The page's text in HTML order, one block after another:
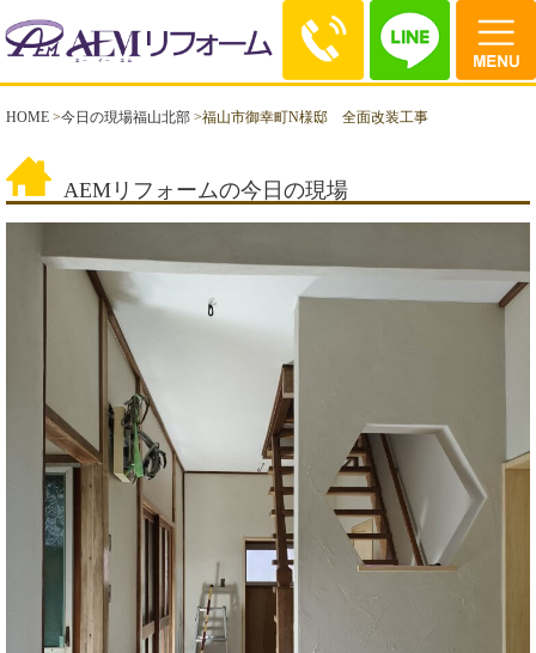
HOME >今日の現場福山北部 >福山市御幸町N様邸 全面改装工事
AEMリフォームの今日の現場